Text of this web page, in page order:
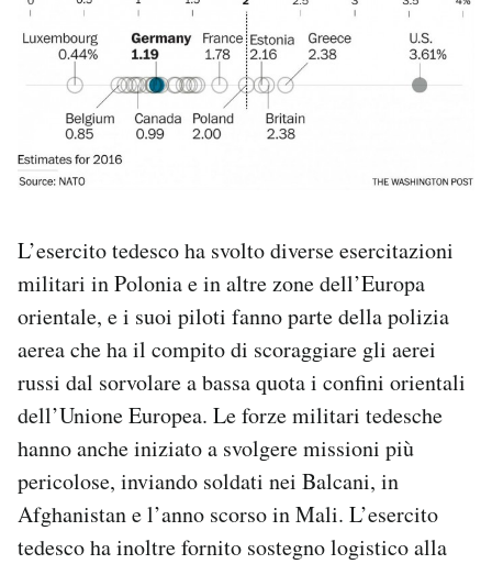
L’esercito tedesco ha svolto diverse esercitazioni
militari in Polonia e in altre zone dell’Europa
orientale, e i suoi piloti fanno parte della polizia
aerea che ha il compito di scoraggiare gli aerei
russi dal sorvolare a bassa quota i confini orientali
dell’Unione Europea. Le forze militari tedesche
hanno anche iniziato a svolgere missioni più
pericolose, inviando soldati nei Balcani, in
Afghanistan e l’anno scorso in Mali. L’esercito
tedesco ha inoltre fornito sostegno logistico alla